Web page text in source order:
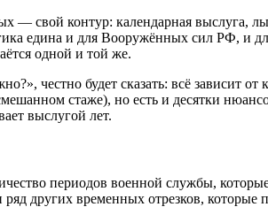
— свой контур: календарная выслуга,
едина и для Вооружённых сил РФ, и
одной и той же.
честно будет сказать: всё зависит
стаже), но есть и десятки
выслугой лет.
периодов военной службы,
других временных отрезков,